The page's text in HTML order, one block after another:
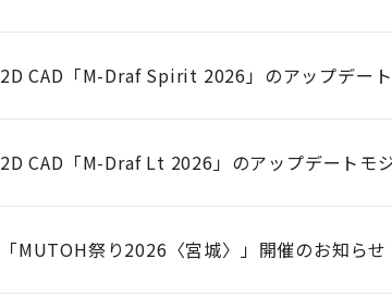
2D CAD「M-Draf Spirit 2026」のアップデー
2D CAD「M-Draf Lt 2026」のアップデートモ
「MUTOH祭り2026〈宮城〉」開催のお知ら